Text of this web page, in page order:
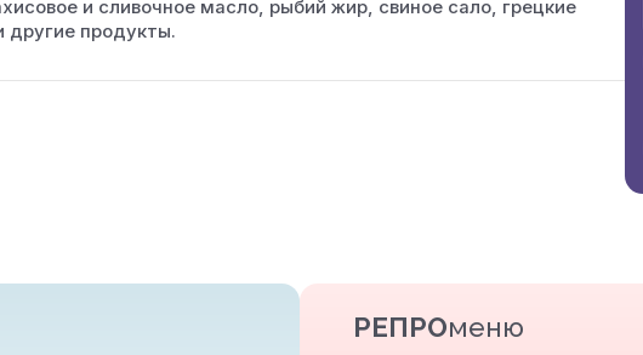
и сливочное масло, рыбий жир, свиное сало, грецкие
другие продукты.
РЕПРОменю